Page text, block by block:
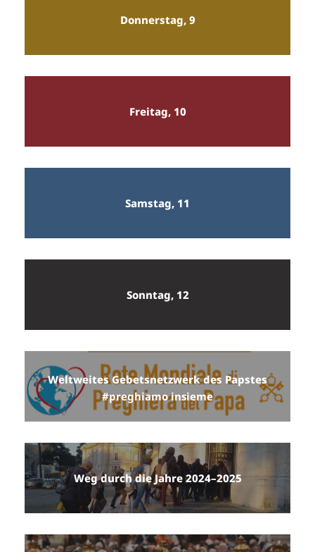
Donnerstag, 9
Freitag, 10
Samstag, 11
Sonntag, 12
Weltweites Gebetsnetzwerk des Papstes
#preghiamo insieme
Weg durch die Jahre 2024–2025